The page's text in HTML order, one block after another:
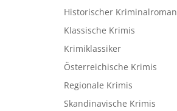
Historischer Kriminalroman
Klassische Krimis
Krimiklassiker
Österreichische Krimis
Regionale Krimis
Skandinavische Krimis